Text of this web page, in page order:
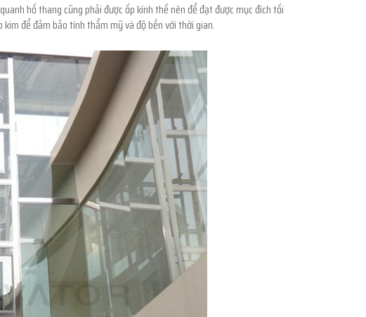
hố thang cũng phải được ốp kính thế nên để đạt được mục đích tối
để đảm bảo tính thẩm mỹ và độ bền với thời gian.